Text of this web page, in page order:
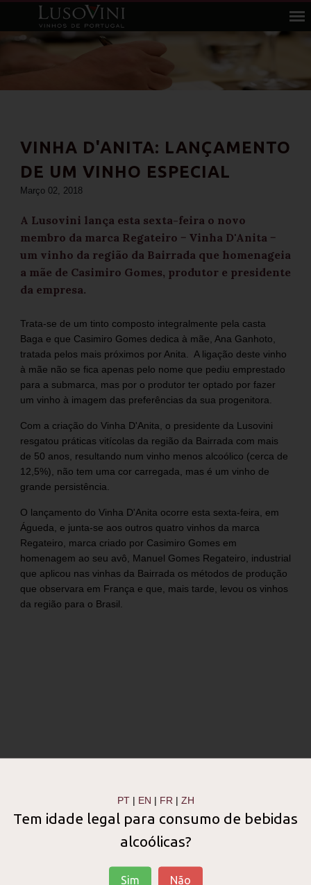
VINHA D'ANITA: LANÇAMENTO
DE UM VINHO ESPECIAL
Março 02, 2018
A Lusovini lança esta sexta-feira o novo
membro da marca Regateiro − Vinha D'Anita −
um vinho da região da Bairrada que homenageia
a mãe de Casimiro Gomes, produtor e presidente
da empresa.
Trata-se de um tinto composto integralmente pela casta
Baga e que Casimiro Gomes dedica à mãe, Ana Ganhoto,
tratada pelos mais próximos por Anita. A ligação deste vinho
à mãe não se fica apenas pelo nome que pediu emprestado
para a submarca, mas por o produtor ter optado por fazer
um vinho à imagem das preferências da sua progenitora.
Com a criação do Vinha D'Anita, o presidente da Lusovini
resgatou práticas vitícolas da região da Bairrada com mais
de 50 anos, resultando num vinho menos alcoólico (cerca de
12,5%), não tem uma cor carregada, mas é um vinho de
grande persistência.
O lançamento do Vinha D'Anita ocorre esta sexta-feira, em
Águeda, e junta-se aos outros quatro vinhos da marca
Regateiro, marca criado por Casimiro Gomes em
homenagem ao seu avô, Manuel Gomes Regateiro, industrial
que aplicou nas vinhas da Bairrada os métodos de produção
que observara em França e que, mais tarde, levou os vinhos
da região para o Brasil.
PT| EN | FR | ZH
Tem idade legal para consumo de bebidas
alcoólicas?
Sim Não